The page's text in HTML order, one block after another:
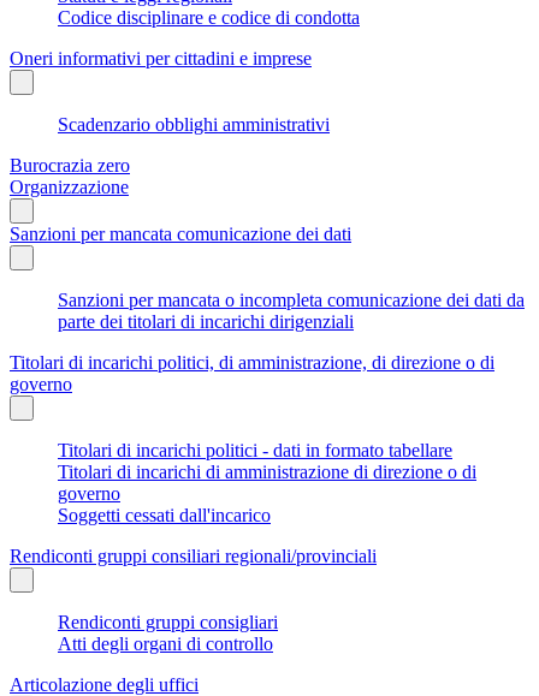
Codice disciplinare e codice di condotta
Oneri informativi per cittadini e imprese
Scadenzario obblighi amministrativi
Burocrazia zero
Organizzazione
Sanzioni per mancata comunicazione dei dati
Sanzioni per mancata o incompleta comunicazione dei dati da
parte dei titolari di incarichi dirigenziali
Titolari di incarichi politici, di amministrazione, di direzione o di
governo
Titolari di incarichi politici - dati in formato tabellare
Titolari di incarichi di amministrazione di direzione o di
governo
Soggetti cessati dall'incarico
Rendiconti gruppi consiliari regionali/provinciali
Rendiconti gruppi consigliari
Atti degli organi di controllo
Articolazione degli uffici